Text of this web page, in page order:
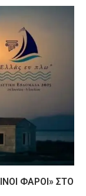
ΦΆΡΟΙ» ΣΤΟ